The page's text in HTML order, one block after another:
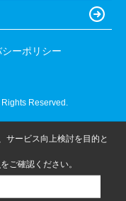
ーポリシー
Reserved.
サービス向上検討を目的と
をご確認ください。